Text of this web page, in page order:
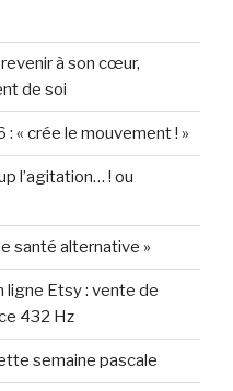
à son cœur,
de soi
« crée le mouvement ! »
l’agitation… ! ou
santé alternative »
ligne Etsy : vente de
432 Hz
semaine pascale